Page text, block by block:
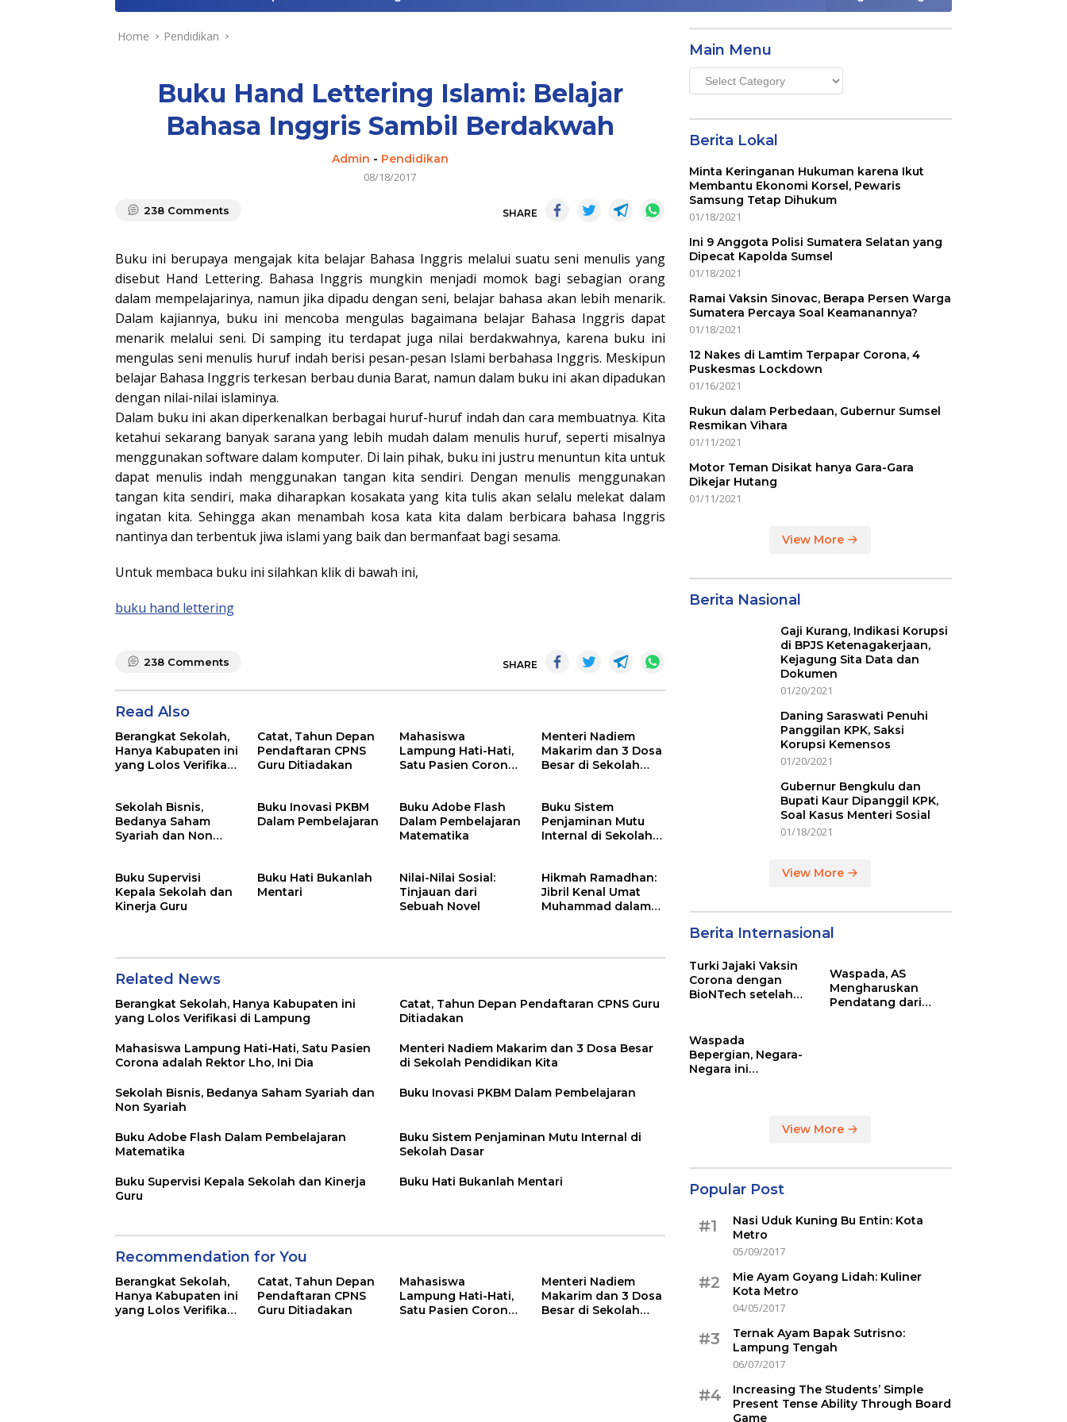
Home Pendidikan
Buku Hand Lettering Islami: Belajar
Bahasa Inggris Sambil Berdakwah
Admin - Pendidikan
08/18/2017
238 Comments SHARE
Buku ini berupaya mengajak kita belajar Bahasa Inggris melalui suatu seni menulis yang
disebut Hand Lettering. Bahasa Inggris mungkin menjadi momok bagi sebagian orang
dalam mempelajarinya, namun jika dipadu dengan seni, belajar bahasa akan lebih menarik.
Dalam kajiannya, buku ini mencoba mengulas bagaimana belajar Bahasa Inggris dapat
menarik melalui seni. Di samping itu terdapat juga nilai berdakwahnya, karena buku ini
mengulas seni menulis huruf indah berisi pesan-pesan Islami berbahasa Inggris. Meskipun
belajar Bahasa Inggris terkesan berbau dunia Barat, namun dalam buku ini akan dipadukan
dengan nilai-nilai islaminya.
Dalam buku ini akan diperkenalkan berbagai huruf-huruf indah dan cara membuatnya. Kita
ketahui sekarang banyak sarana yang lebih mudah dalam menulis huruf, seperti misalnya
menggunakan software dalam komputer. Di lain pihak, buku ini justru menuntun kita untuk
dapat menulis indah menggunakan tangan kita sendiri. Dengan menulis menggunakan
tangan kita sendiri, maka diharapkan kosakata yang kita tulis akan selalu melekat dalam
ingatan kita. Sehingga akan menambah kosa kata kita dalam berbicara bahasa Inggris
nantinya dan terbentuk jiwa islami yang baik dan bermanfaat bagi sesama.
Untuk membaca buku ini silahkan klik di bawah ini,
buku hand lettering
238 Comments SHARE
Read Also
Berangkat Sekolah,
Hanya Kabupaten ini
yang Lolos Verifikasi
Catat, Tahun Depan
Pendaftaran CPNS
Guru Ditiadakan
Mahasiswa
Lampung Hati-Hati,
Satu Pasien Corona
Menteri Nadiem
Makarim dan 3 Dosa
Besar di Sekolah
Sekolah Bisnis,
Bedanya Saham
Syariah dan Non
Buku Inovasi PKBM
Dalam Pembelajaran
Buku Adobe Flash
Dalam Pembelajaran
Matematika
Buku Sistem
Penjaminan Mutu
Internal di Sekolah
Buku Supervisi
Kepala Sekolah dan
Kinerja Guru
Buku Hati Bukanlah
Mentari
Nilai-Nilai Sosial:
Tinjauan dari
Sebuah Novel
Hikmah Ramadhan:
Jibril Kenal Umat
Muhammad dalam
Related News
Berangkat Sekolah, Hanya Kabupaten ini
yang Lolos Verifikasi di Lampung
Catat, Tahun Depan Pendaftaran CPNS Guru
Ditiadakan
Mahasiswa Lampung Hati-Hati, Satu Pasien
Corona adalah Rektor Lho, Ini Dia
Menteri Nadiem Makarim dan 3 Dosa Besar
di Sekolah Pendidikan Kita
Sekolah Bisnis, Bedanya Saham Syariah dan
Non Syariah
Buku Inovasi PKBM Dalam Pembelajaran
Buku Adobe Flash Dalam Pembelajaran
Matematika
Buku Sistem Penjaminan Mutu Internal di
Sekolah Dasar
Buku Supervisi Kepala Sekolah dan Kinerja
Guru
Buku Hati Bukanlah Mentari
Recommendation for You
Berangkat Sekolah,
Hanya Kabupaten ini
yang Lolos Verifikasi
Catat, Tahun Depan
Pendaftaran CPNS
Guru Ditiadakan
Mahasiswa
Lampung Hati-Hati,
Satu Pasien Corona
Menteri Nadiem
Makarim dan 3 Dosa
Besar di Sekolah
Main Menu
Main
Menu
Berita Lokal
Minta Keringanan Hukuman karena Ikut
Membantu Ekonomi Korsel, Pewaris
Samsung Tetap Dihukum
01/18/2021
Ini 9 Anggota Polisi Sumatera Selatan yang
Dipecat Kapolda Sumsel
01/18/2021
Ramai Vaksin Sinovac, Berapa Persen Warga
Sumatera Percaya Soal Keamanannya?
01/18/2021
12 Nakes di Lamtim Terpapar Corona, 4
Puskesmas Lockdown
01/16/2021
Rukun dalam Perbedaan, Gubernur Sumsel
Resmikan Vihara
01/11/2021
Motor Teman Disikat hanya Gara-Gara
Dikejar Hutang
01/11/2021
View More
Berita Nasional
Gaji Kurang, Indikasi Korupsi
di BPJS Ketenagakerjaan,
Kejagung Sita Data dan
Dokumen
01/20/2021
Daning Saraswati Penuhi
Panggilan KPK, Saksi
Korupsi Kemensos
01/20/2021
Gubernur Bengkulu dan
Bupati Kaur Dipanggil KPK,
Soal Kasus Menteri Sosial
01/18/2021
View More
Berita Internasional
Turki Jajaki Vaksin
Corona dengan
BioNTech setelah
Waspada, AS
Mengharuskan
Pendatang dari
Waspada
Bepergian, Negara-
Negara ini
View More
Popular Post
#1
Nasi Uduk Kuning Bu Entin: Kota
Metro
05/09/2017
#2
Mie Ayam Goyang Lidah: Kuliner
Kota Metro
04/05/2017
#3
Ternak Ayam Bapak Sutrisno:
Lampung Tengah
06/07/2017
#4
Increasing The Students’ Simple
Present Tense Ability Through Board
Game